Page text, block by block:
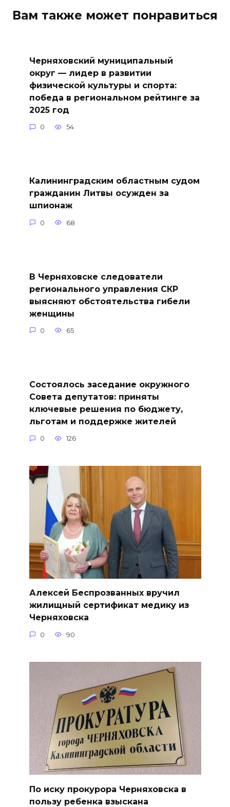
Вам также может понравиться
Черняховский муниципальный
округ — лидер в развитии
физической культуры и спорта:
победа в региональном рейтинге за
2025 год
0 54
Калининградским областным судом
гражданин Литвы осужден за
шпионаж
0 68
В Черняховске следователи
регионального управления СКР
выясняют обстоятельства гибели
женщины
0 65
Состоялось заседание окружного
Совета депутатов: приняты
ключевые решения по бюджету,
льготам и поддержке жителей
0 126
Алексей Беспрозванных вручил
жилищный сертификат медику из
Черняховска
0 90
По иску прокурора Черняховска в
пользу ребенка взыскана